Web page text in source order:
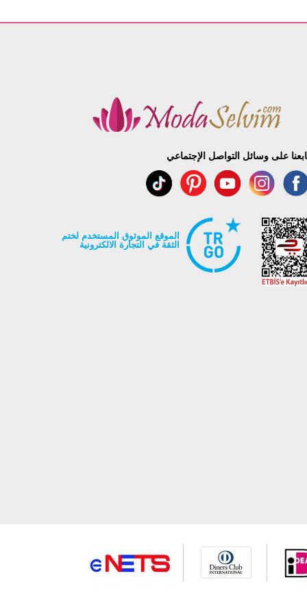
على وسائل التواصل الإجتماعي
الموقع الموثوق المستخدم لختم
الثقة في التجارة الالكترونية